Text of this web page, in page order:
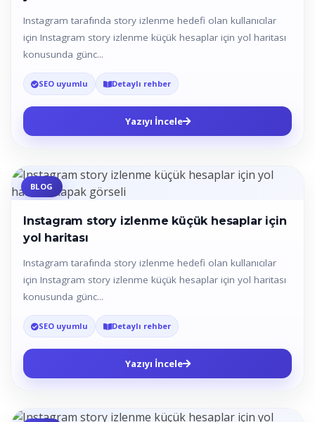
Instagram tarafında story izlenme hedefi olan kullanıcılar
için Instagram story izlenme küçük hesaplar için yol haritası
konusunda günc...
SEO uyumlu Detaylı rehber
Yazıyı İncele
BLOG
Instagram story izlenme küçük hesaplar için
yol haritası
Instagram tarafında story izlenme hedefi olan kullanıcılar
için Instagram story izlenme küçük hesaplar için yol haritası
konusunda günc...
SEO uyumlu Detaylı rehber
Yazıyı İncele